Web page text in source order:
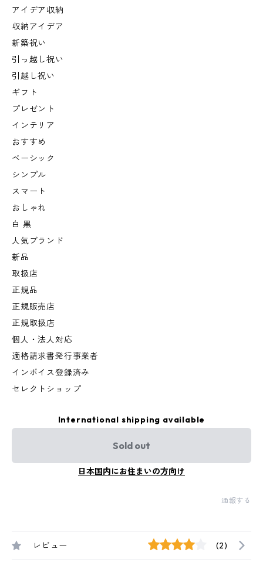
アイデア収納
収納アイデア
新築祝い
引っ越し祝い
引越し祝い
ギフト
プレゼント
インテリア
おすすめ
ベーシック
シンプル
スマート
おしゃれ
白 黒
人気ブランド
新品
取扱店
正規品
正規販売店
正規取扱店
個人・法人対応
適格請求書発行事業者
インボイス登録済み
セレクトショップ
International shipping available
Sold out
日本国内にお住まいの方向け
通報する
レビュー (2)